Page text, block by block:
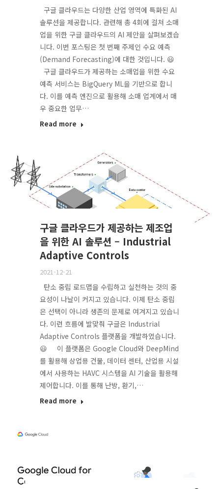
구글 클라우드는 다양한 산업 영역에 특화된 AI
솔루션을 제공합니다. 관련해 총 4회에 걸쳐 소매
업을 위한 구글 클라우드의 AI 제안을 살펴보겠습
니다. 이번 포스팅은 첫 번째 주제인 수요 예측
(Demand Forecasting)에 대한 것입니다. 😃
구글 클라우드가 제공하는 소매업을 위한 수요
예측 서비스는 BigQuery ML을 기반으로 합니
다. 이를 예측 엔진으로 활용해 소매 업계에서 매
우 중요한 업무…
Read more
구글 클라우드가 제공하는 제조업
을 위한 AI 솔루션 – Industrial
Adaptive Controls
2021-12-21
탄소 중립 로드맵을 수립하고 실천하는 것의 중
요성이 나날이 커지고 있습니다. 이제 탄소 중립
은 선택이 아니라 생존의 문제로 여겨지고 있습니
다. 이런 흐름에 발맞춰 구글은 Industrial
Adaptive Controls 플랫폼을 개발하였습니다.
😃 이 플랫폼은 Google Cloud와 DeepMind
를 활용해 상업용 건물, 데이터 센터, 산업용 시설
에서 사용하는 HAVC 시스템을 AI 기술을 활용해
제어합니다. 이를 통해 난방, 환기,…
Read more